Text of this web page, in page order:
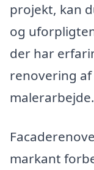
projekt, kan
og
der har
renovering
malerarbejde.
markant